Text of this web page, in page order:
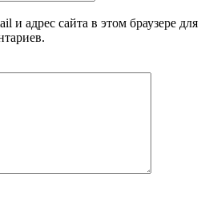
и адрес сайта в этом браузере для